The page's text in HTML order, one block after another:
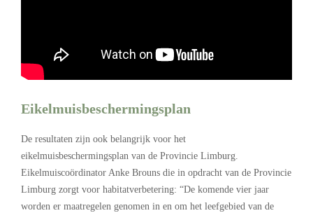
Eikelmuisbeschermingsplan
De resultaten zijn ook belangrijk voor het
eikelmuisbeschermingsplan van de Provincie Limburg.
Eikelmuiscoördinator Anke Brouns die in opdracht van de Provincie
Limburg zorgt voor habitatverbetering: “De komende vier jaar
worden er maatregelen genomen in en om het leefgebied van de